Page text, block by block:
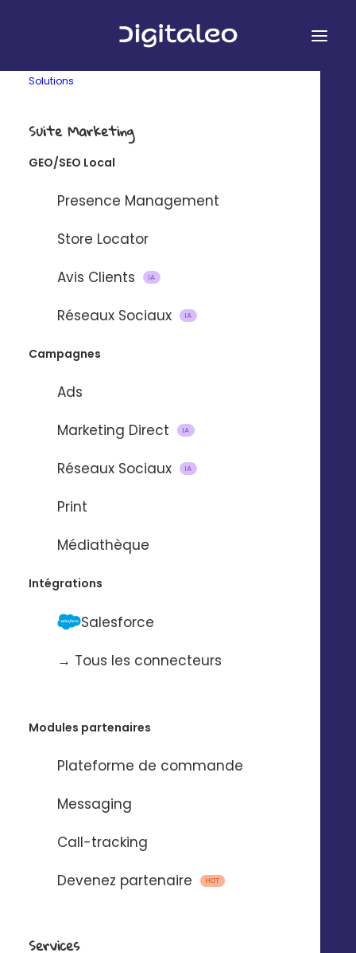
Solutions
Suite Marketing
GEO/SEO Local
Presence Management
Store Locator
Avis Clients
IA
Réseaux Sociaux IA
Campagnes
Ads
Marketing Direct
IA
Réseaux Sociaux IA
Print
Médiathèque
Intégrations
Salesforce
→ Tous les connecteurs
Modules partenaires
Plateforme de commande
Messaging
Call-tracking
Devenez partenaire
HOT
Services
&
Connectez Digitaleo et Marketo à
l’aide de notre plateforme
d’intégration partenaire Zapier.
Import et mise à jour de
Pour automatiser l’import et la mise à
jour de contacts d’une application à
messages vocaux
entre Digitaleo et votre application.